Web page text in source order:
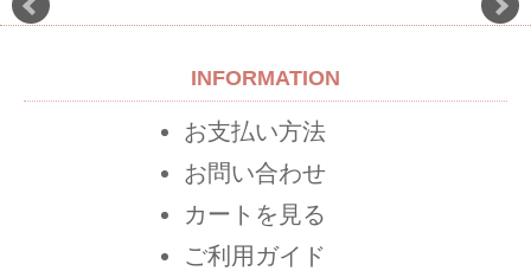
INFORMATION
お支払い方法
お問い合わせ
カートを見る
ご利用ガイド